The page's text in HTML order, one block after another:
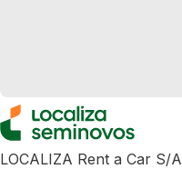
LOCALIZA Rent a Car S/A